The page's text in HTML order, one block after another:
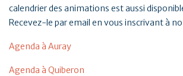
calendrier des animations est aussi
Recevez-le par email en vous inscrivant à
Agenda à Auray
Agenda à Quiberon